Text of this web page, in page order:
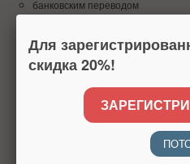
банковским переводом
QR
Доставка
по Москве - 350 руб
по Моск. обл. - 500 руб
по всей Росcии до квартиры - 800
самовывоз м.Пражская -
в пункт выдачи (Москва) - 200 руб
в пункт выдачи (Моск. обл.) - 300
Для
скидка 20%!